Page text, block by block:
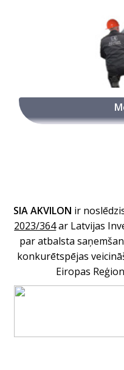
SIA AKVILON ir
2023/364ar Latvijas
par atbalsta
konkurētspējas
Eiropas